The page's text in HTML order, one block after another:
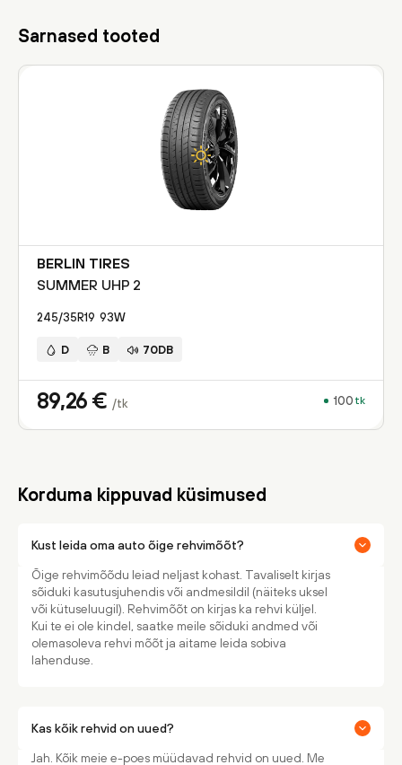
Sarnased tooted
BERLIN TIRES
SUMMER UHP 2
245/35R19 93W
D B 70DB
89,26 € /tk 100 tk
Korduma kippuvad küsimused
Kust leida oma auto õige rehvimõõt?
Õige rehvimõõdu leiad neljast kohast. Tavaliselt kirjas
sõiduki kasutusjuhendis või andmesildil (näiteks uksel
või kütuseluugil). Rehvimõõt on kirjas ka rehvi küljel.
Kui te ei ole kindel, saatke meile sõiduki andmed või
olemasoleva rehvi mõõt ja aitame leida sobiva
lahenduse.
Kas kõik rehvid on uued?
Jah. Kõik meie e-poes müüdavad rehvid on uued. Me